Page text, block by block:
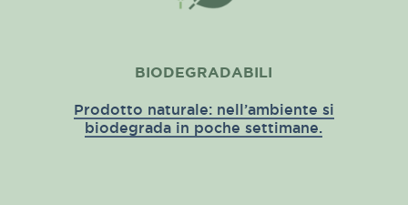
BIODEGRADABILI
Prodotto naturale: nell’ambiente si
biodegrada in poche settimane.